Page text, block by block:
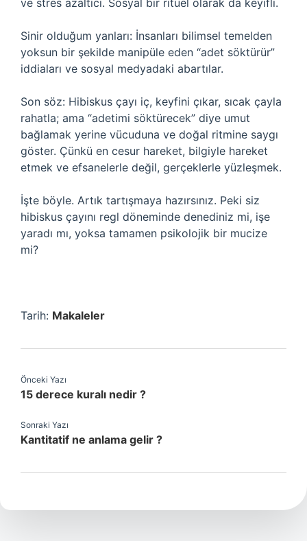
ve stres azaltıcı. Sosyal bir ritüel olarak da keyifli.
Sinir olduğum yanları: İnsanları bilimsel temelden
yoksun bir şekilde manipüle eden “adet söktürür”
iddiaları ve sosyal medyadaki abartılar.
Son söz: Hibiskus çayı iç, keyfini çıkar, sıcak çayla
rahatla; ama “adetimi söktürecek” diye umut
bağlamak yerine vücuduna ve doğal ritmine saygı
göster. Çünkü en cesur hareket, bilgiyle hareket
etmek ve efsanelerle değil, gerçeklerle yüzleşmek.
İşte böyle. Artık tartışmaya hazırsınız. Peki siz
hibiskus çayını regl döneminde denediniz mi, işe
yaradı mı, yoksa tamamen psikolojik bir mucize
mi?
Tarih: Makaleler
Önceki Yazı
15 derece kuralı nedir ?
Sonraki Yazı
Kantitatif ne anlama gelir ?